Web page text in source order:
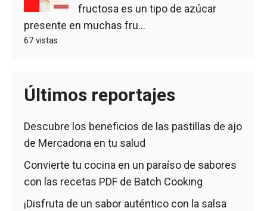
fructosa es un tipo de azúcar
presente en muchas fru...
67 vistas
Últimos reportajes
Descubre los beneficios de las pastillas de ajo
de Mercadona en tu salud
Convierte tu cocina en un paraíso de sabores
con las recetas PDF de Batch Cooking
¡Disfruta de un sabor auténtico con la salsa